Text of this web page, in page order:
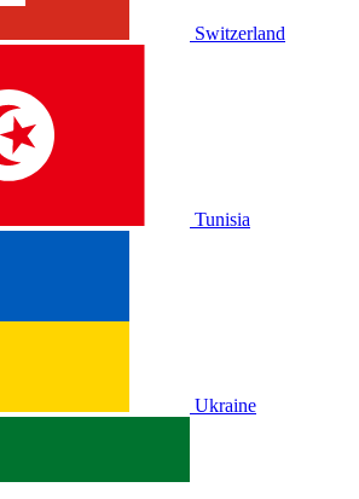
Switzerland
Tunisia
Ukraine